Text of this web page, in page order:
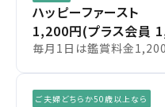
ハッピーファースト
1,200円(プラス会員
毎月1日は鑑賞料金1,200
ご夫婦どちらか50歳以上なら